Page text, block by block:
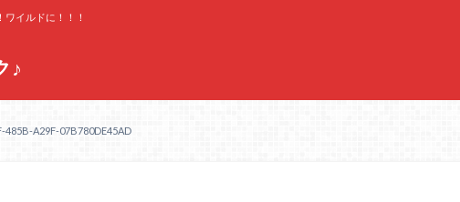
♪
イルドに！！！
485B-A29F-07B780DE45AD